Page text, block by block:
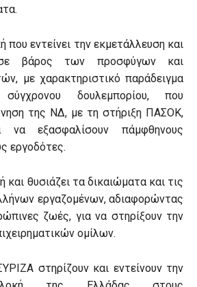
που εντείνει την εκμετάλλευση και
σε βάρος των προσφύγων και
με χαρακτηριστικό παράδειγμα
δουλεμπορίου, που
της ΝΔ, με τη στήριξη ΠΑΣΟΚ,
εξασφαλίσουν πάμφθηνους
εργοδότες.
και θυσιάζει τα δικαιώματα και τις
εργαζομένων, αδιαφορώντας
ζωές, για να στηρίξουν την
ομίλων.
στηρίζουν και εντείνουν την